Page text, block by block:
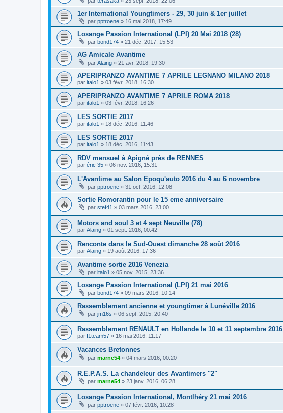
1er International Youngtimers - 29, 30 juin & 1er juillet
par pptroene » 16 mai 2018, 17:49
Losange Passion International (LPI) 20 Mai 2018 (28)
par bond174 » 21 déc. 2017, 15:53
AG Amicale Avantime
par Alaing » 21 avr. 2018, 19:30
APERIPRANZO AVANTIME 7 APRILE LEGNANO MILANO 2018
par italo1 » 03 févr. 2018, 16:30
APERIPRANZO AVANTIME 7 APRILE ROMA 2018
par italo1 » 03 févr. 2018, 16:26
LES SORTIE 2017
par italo1 » 18 déc. 2016, 11:46
LES SORTIE 2017
par italo1 » 18 déc. 2016, 11:43
RDV mensuel à Apigné près de RENNES
par éric 35 » 06 nov. 2016, 15:31
L'Avantime au Salon Epoqu'auto 2016 du 4 au 6 novembre
par pptroene » 31 oct. 2016, 12:08
Sortie Romorantin pour le 15 eme anniversaire
par stef41 » 03 mars 2016, 23:00
Motors and soul 3 et 4 sept Neuville (78)
par Alaing » 01 sept. 2016, 00:42
Renconte dans le Sud-Ouest dimanche 28 août 2016
par Alaing » 19 août 2016, 17:36
Avantime sortie 2016 Venezia
par italo1 » 05 nov. 2015, 23:36
Losange Passion International (LPI) 21 mai 2016
par bond174 » 09 mars 2016, 10:14
Rassemblement ancienne et youngtimer à Lunéville 2016
par jm16s » 06 sept. 2015, 20:40
Rassemblement RENAULT en Hollande le 10 et 11 septembre 2016
par f1team57 » 16 mai 2016, 11:17
Vacances Bretonnes
par marne54 » 04 mars 2016, 00:20
R.E.P.A.S. La chandeleur des Avantimers "2"
par marne54 » 23 janv. 2016, 06:28
Losange Passion International, Montlhéry 21 mai 2016
par pptroene » 07 févr. 2016, 10:28